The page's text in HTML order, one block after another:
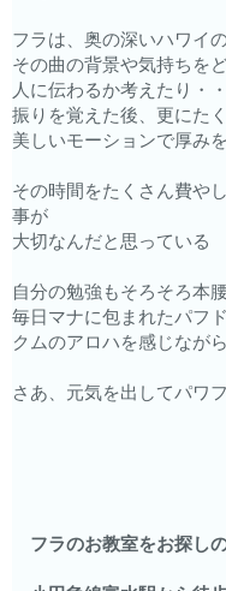
フラは、奥の深いハワイ
その曲の背景や気持ちを
人に伝わるか考えたり・・
振りを覚えた後、更にた
美しいモーションで厚み
その時間をたくさん費や
事が
大切なんだと思っている
自分の勉強もそろそろ本
毎日マナに包まれたパフ
クムのアロハを感じなが
さあ、元気を出してパワ
フラのお教室をお探し